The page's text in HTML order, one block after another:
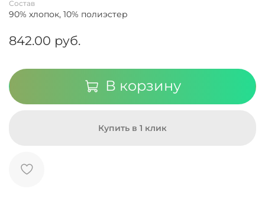
Состав
90% хлопок, 10% полиэстер
842.00 руб.
В корзину
Купить в 1 клик